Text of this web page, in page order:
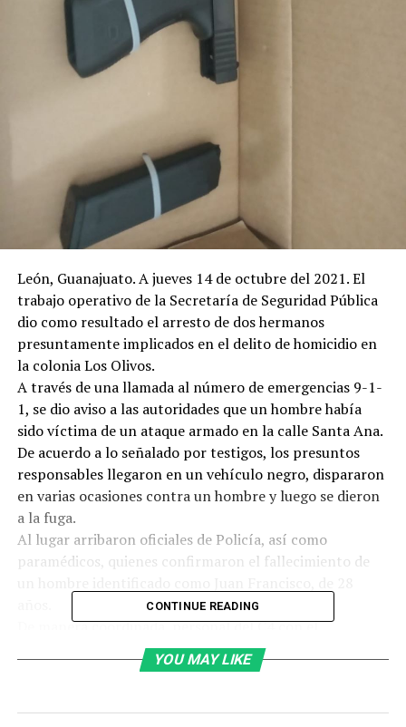
León, Guanajuato. A jueves 14 de octubre del 2021. El
trabajo operativo de la Secretaría de Seguridad Pública
dio como resultado el arresto de dos hermanos
presuntamente implicados en el delito de homicidio en
la colonia Los Olivos.
A través de una llamada al número de emergencias 9-1-
1, se dio aviso a las autoridades que un hombre había
sido víctima de un ataque armado en la calle Santa Ana.
De acuerdo a lo señalado por testigos, los presuntos
responsables llegaron en un vehículo negro, dispararon
en varias ocasiones contra un hombre y luego se dieron
a la fuga.
Al lugar arribaron oficiales de Policía, así como
paramédicos, quienes confirmaron el fallecimiento de
De manera coordinada, personal del C4 con el
monitoreo de las cámaras de video vigilancia y el trabajo
operativo de la Policía, se localizó y dio alcance a los
Fragua de Radio y Fragua de Litio en el poniente del
CONTINUE READING
YOU MAY LIKE